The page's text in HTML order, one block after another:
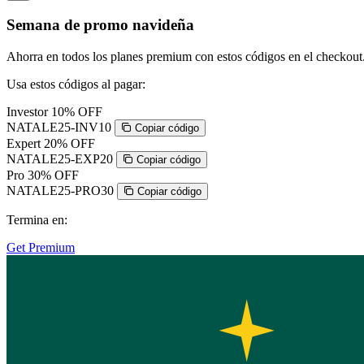
Semana de promo navideña
Ahorra en todos los planes premium con estos códigos en el
Usa estos códigos al pagar:
Investor 10% OFF
NATALE25-INV10
Copiar código
Expert 20% OFF
NATALE25-EXP20
Copiar código
Pro 30% OFF
NATALE25-PRO30
Copiar código
Termina en:
Get Premium